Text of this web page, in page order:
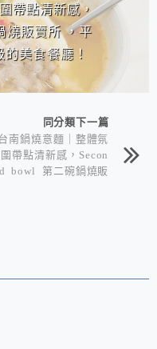
帶點清新感，
燒販賣所 ，平
美食餐廳！
同分類下一篇
南鍋燒意麵｜整體氛
圍帶點清新感，Secon
d bowl 第二碗鍋燒販